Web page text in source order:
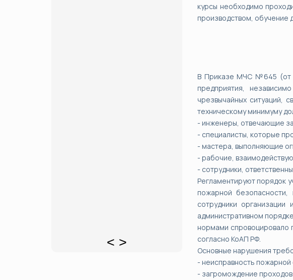
< >
курсы необходимо
производством, обучение
В Приказе МЧС №645 (от
предприятия,
чрезвычайных ситуаций,
техническому минимуму
- инженеры, отвечающие
- специалисты, которые
- мастера, выполняющие
- рабочие,
- сотрудники,
Регламентируют порядок
пожарной безопасности,
сотрудники
административном
нормами спровоцировало
согласно КоАП РФ.
Основные нарушения
- неисправность пожарной
- загромождение проходов